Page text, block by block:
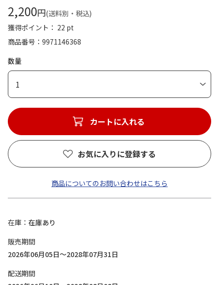
2,200円(送料別・税込)
獲得ポイント： 22 pt
商品番号
9971146368
数量
1
カートに入れる
お気に入りに登録する
商品についてのお問い合わせはこちら
在庫
在庫あり
販売期間
2026年06月05日～2028年07月31日
配送期間